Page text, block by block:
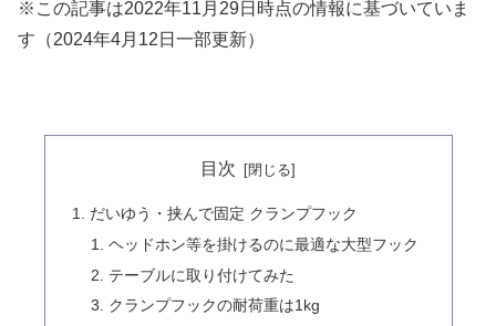
※この記事は2022年11月29日時点の情報に基づいていま
す（2024年4月12日一部更新）
目次
だいゆう・挟んで固定 クランプフック
ヘッドホン等を掛けるのに最適な大型フック
テーブルに取り付けてみた
クランプフックの耐荷重は1kg